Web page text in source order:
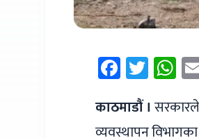
काठमाडौं ।
व्यवस्थापन